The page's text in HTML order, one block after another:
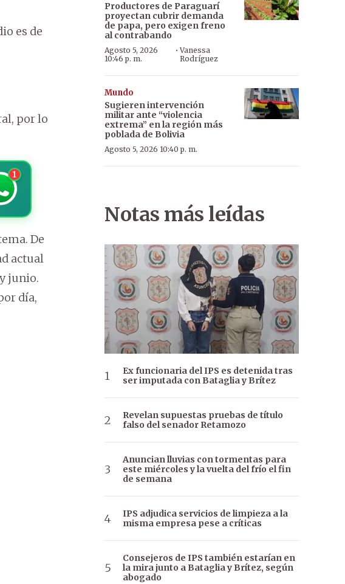
es de
por lo
1
De
actual
junio.
día,
Productores de Paraguarí
proyectan cubrir demanda
de papa, pero exigen freno
al contrabando
Agosto 5, 2026
10:46 p. m.
·Vanessa
Rodríguez
Mundo
Sugieren intervención
militar ante “violencia
extrema” en la región más
poblada de Bolivia
Agosto 5, 2026 10:40 p. m.
Notas más leídas
Ex funcionaria del IPS es detenida tras
ser imputada con Bataglia y Brítez
Revelan supuestas pruebas de título
falso del senador Retamozo
Anuncian lluvias con tormentas para
este miércoles y la vuelta del frío el fin
de semana
IPS adjudica servicios de limpieza a la
misma empresa pese a críticas
Consejeros de IPS también estarían en
la mira junto a Bataglia y Brítez, según
abogado